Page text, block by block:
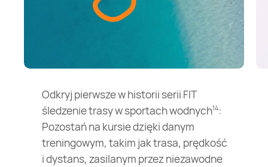
Odkryj pierwsze w historii serii FIT
śledzenie trasy w sportach wodnych14:
Pozostań na kursie dzięki danym
treningowym, takim jak trasa, prędkość
i dystans, zasilanym przez niezawodne